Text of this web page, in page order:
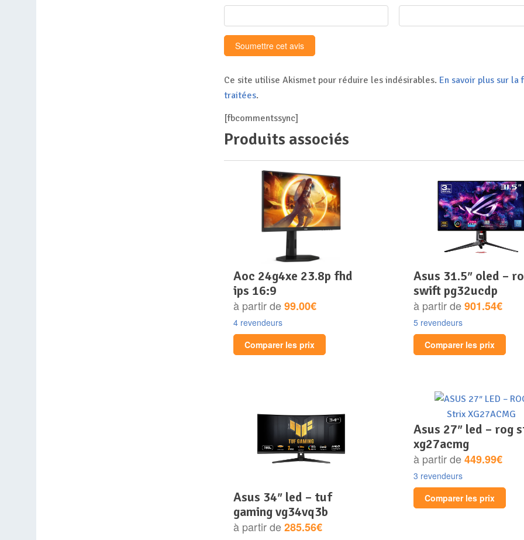
Ce site utilise Akismet pour réduire les indésirables. En savoir plus sur
traitées.
[fbcommentssync]
Produits associés
aoc 24g4xe 23.8p fhd
ips 16:9
à partir de99.00€
4 revendeurs
Comparer les prix
asus 31.5″ oled – rog
swift pg32ucdp
à partir de901.54€
5 revendeurs
Comparer les prix
asus 34″ led – tuf
gaming vg34vq3b
à partir de285.56€
asus 27″ led – rog strix
xg27acmg
à partir de449.99€
3 revendeurs
Comparer les prix